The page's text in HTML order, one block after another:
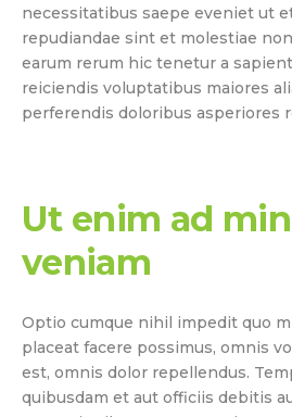
necessitatibus saepe eveniet ut
repudiandae sint et molestiae
earum rerum hic tenetur a
reiciendis voluptatibus maiores
perferendis doloribus asperiores
Ut enim ad
veniam
Optio cumque nihil impedit quo
placeat facere possimus, omnis
est, omnis dolor repellendus.
quibusdam et aut officiis debitis